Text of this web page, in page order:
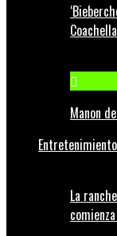
Manon
Entretenimiento
La